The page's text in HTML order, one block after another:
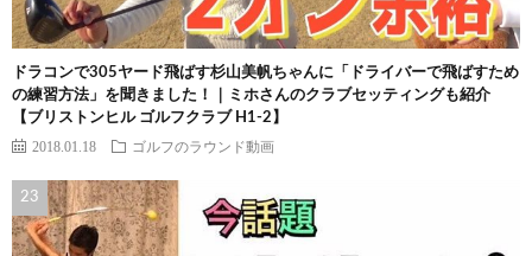
ドラコンで305ヤード飛ばす杉山美帆ちゃんに「ドライバーで飛ばすため
の練習方法」を聞きました！｜ミホさんのクラブセッティングも紹介
【ブリストンヒル ゴルフクラブ H1-2】
2018.01.18 ゴルフのラウンド動画